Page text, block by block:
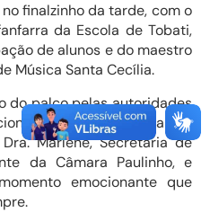
da tarde, com o
da Escola de Tobati,
de alunos e do maestro
Música Santa Cecília.
palco pelas autoridades
a placa inaugural foi
Marlene, Secretária de
da Câmara Paulinho, e
emocionante que